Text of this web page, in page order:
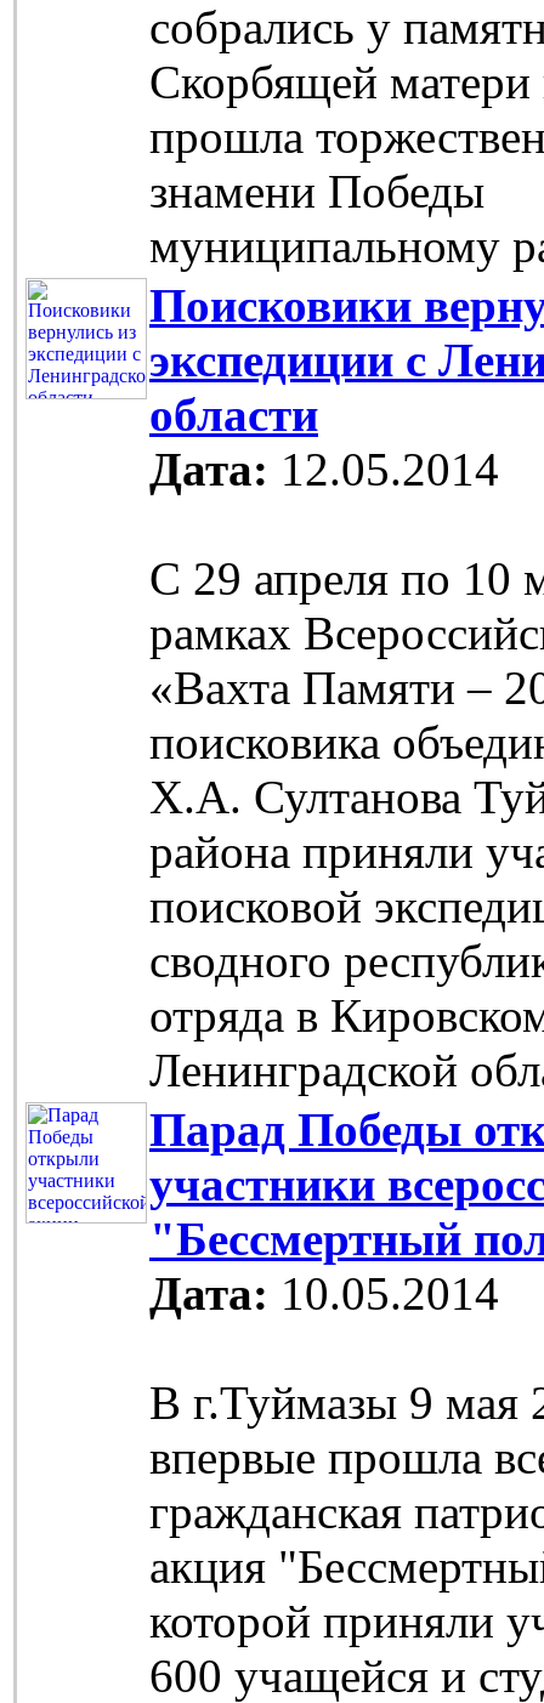
собрались у
Скорбящей матери
прошла
знамени Победы
муниципальному
Поисковики
экспедиции с
области
Дата: 12.05.2014
С 29 апреля по 10
рамках
«Вахта Памяти –
поисковика
Х.А. Султанова
района приняли
поисковой
сводного
отряда в
Ленинградской
Парад Победы
участники
"Бессмертный
Дата: 10.05.2014
В г.Туймазы 9 мая
впервые прошла
гражданская
акция
которой приняли
600 учащейся и